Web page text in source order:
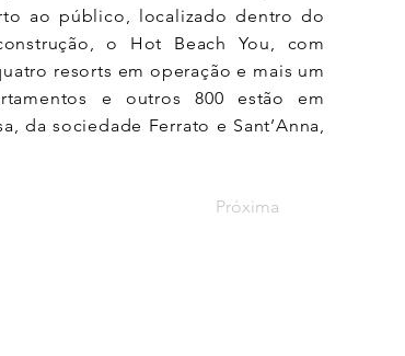
ao público, localizado dentro do
o Hot Beach You, com
resorts em operação e mais um
e outros 800 estão em
da sociedade Ferrato e Sant’Anna,
Próxima